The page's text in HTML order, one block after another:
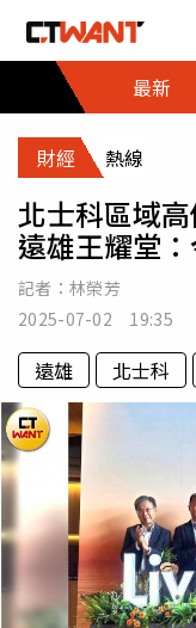
最新
財經 熱線
北士科區域
遠雄王耀堂
記者： 林榮芳
2025-07-02 19:35
遠雄 北士科